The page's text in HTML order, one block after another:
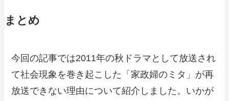
まとめ
今回の記事では2011年の秋ドラマとして放送され
て社会現象を巻き起こした「家政婦のミタ」が再
放送できない理由について紹介しました。いかが